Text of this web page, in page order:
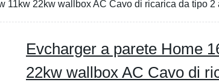
11kw 22kw wallbox AC Cavo di ricarica da tipo
Evcharger a parete Home
22kw wallbox AC Cavo di